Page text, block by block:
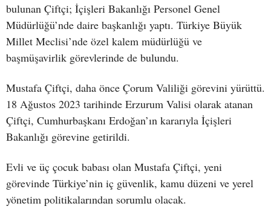
bulunan Çiftçi; İçişleri Bakanlığı Personel Genel
Müdürlüğü’nde daire başkanlığı yaptı. Türkiye Büyük
Millet Meclisi’nde özel kalem müdürlüğü ve
başmüşavirlik görevlerinde de bulundu.
Mustafa Çiftçi, daha önce Çorum Valiliği görevini yürüttü.
18 Ağustos 2023 tarihinde Erzurum Valisi olarak atanan
Çiftçi, Cumhurbaşkanı Erdoğan’ın kararıyla İçişleri
Bakanlığı görevine getirildi.
Evli ve üç çocuk babası olan Mustafa Çiftçi, yeni
görevinde Türkiye’nin iç güvenlik, kamu düzeni ve yerel
yönetim politikalarından sorumlu olacak.